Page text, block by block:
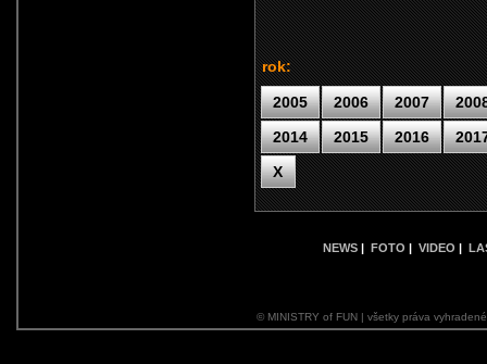
rok:
2005 2006 2007
2014
2015 2016
X
NEWS | FOTO | VIDEO |
© MINISTRY of FUN | všetky práva